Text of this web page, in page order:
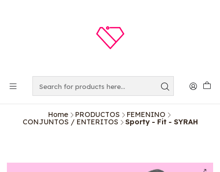
Home PRODUCTOS
FEMENINO
CONJUNTOS / ENTERITOS
Sporty - Fit - SYRAH